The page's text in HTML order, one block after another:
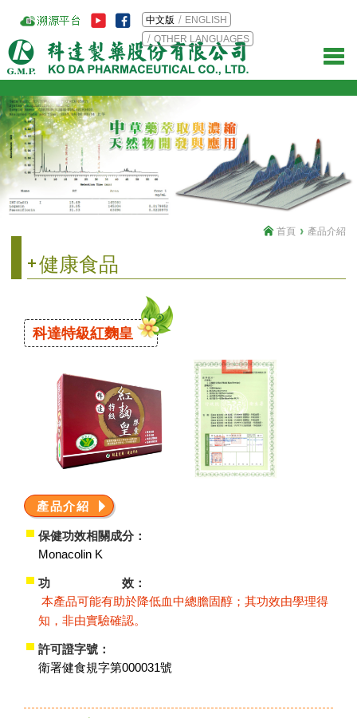
中文版
ENGLISH
OTHER LANGUAGES
健康食品
首頁 產品介紹
科達特級紅麴皇
產品介紹
保健功效相關成分：
Monacolin K
功 效：
本產品可能有助於降低血中總膽固醇；其功效由學理得
知，非由實驗確認。
許可證字號：
衛署健食規字第000031號